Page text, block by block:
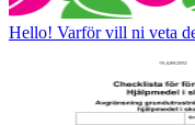
Hello! Varför vill ni veta